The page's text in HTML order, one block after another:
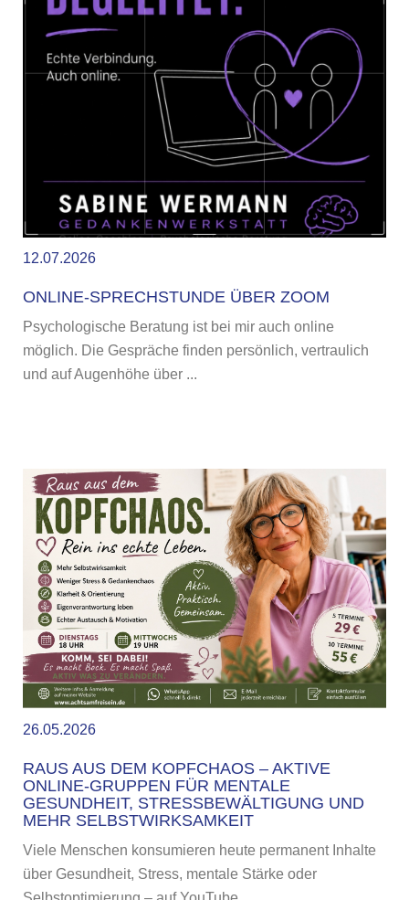
12.07.2026
ONLINE-SPRECHSTUNDE ÜBER ZOOM
Psychologische Beratung ist bei mir auch online
möglich. Die Gespräche finden persönlich, vertraulich
und auf Augenhöhe über ...
26.05.2026
RAUS AUS DEM KOPFCHAOS – AKTIVE
ONLINE-GRUPPEN FÜR MENTALE
GESUNDHEIT, STRESSBEWÄLTIGUNG UND
MEHR SELBSTWIRKSAMKEIT
Viele Menschen konsumieren heute permanent Inhalte
über Gesundheit, Stress, mentale Stärke oder